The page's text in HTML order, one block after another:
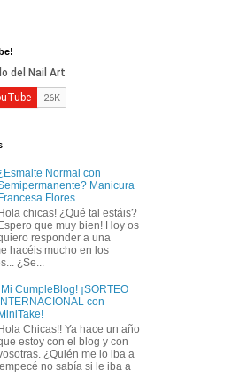
Normal con
Manicura
Francesa Flores
chicas! ¿Qué tal estáis?
que muy bien! Hoy os
responder a una
hacéis mucho en los
¿Se...
CumpleBlog! ¡SORTEO
INTERNACIONAL con
MiniTake!
Chicas!! Ya hace un año
estoy con el blog y con
¿Quién me lo iba a
no sabía si le iba a